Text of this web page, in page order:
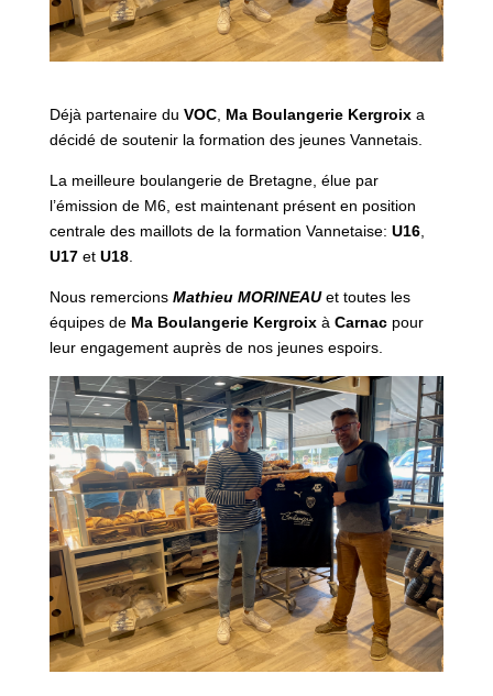
Déjà partenaire du VOC, Ma Boulangerie Kergroixa
décidé de soutenir la formation des jeunes Vannetais.
La meilleure boulangerie de Bretagne, élue par
l’émission de M6, est maintenant présent en position
centrale des maillots de la formation Vannetaise: U16,
U17et U18.
Nous remercions Mathieu MORINEAUet toutes les
équipes deMa Boulangerie Kergroix à Carnacpour
leur engagement auprès de nos jeunes espoirs.